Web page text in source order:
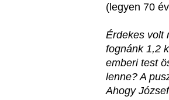
(legyen 70 év
Érdekes volt
fognánk1,2
emberitest
lenne? A
Ahogy József